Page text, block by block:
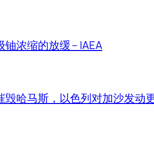
浓缩的放缓 – IAEA
毁哈马斯，以色列对加沙发动